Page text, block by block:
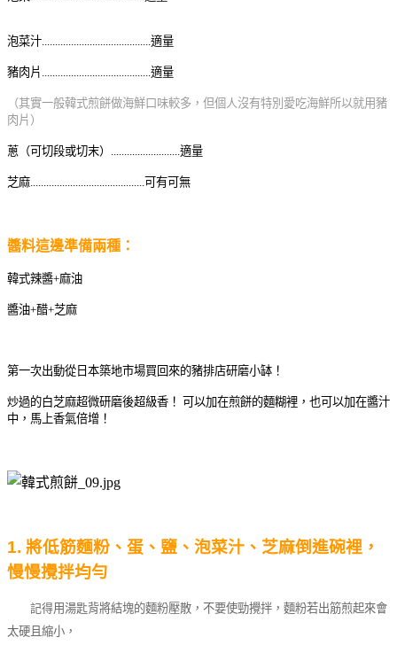
泡菜汁......................................... 適量
豬肉片 適量
（其實一般韓式煎餅做海鮮口味較多，但個人沒有特別愛吃海鮮所以就用豬
肉片）
蔥（可切段或切末） 適量
芝麻 ...........................................可有可無
醬料這邊準備兩種：
韓式辣醬+麻油
醬油+醋+芝麻
第一次出動從日本築地市場買回來的豬排店研磨小缽！
炒過的白芝麻超微研磨後超級香！ 可以加在煎餅的麵糊裡，也可以加在醬汁
中，馬上香氣倍增！
1. 將低筋麵粉、蛋、鹽、泡菜汁 、芝麻倒進碗裡，
慢慢攪拌均勻
記得用湯匙背將結塊的麵粉壓散，不要使勁攪拌，麵粉若出筋煎起來會
太硬且縮小，